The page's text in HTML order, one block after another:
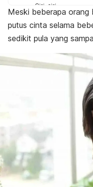
Ciri-ciri
Cara mengatasi
Meski beberapa orang
putus cinta selama
sedikit pula yang